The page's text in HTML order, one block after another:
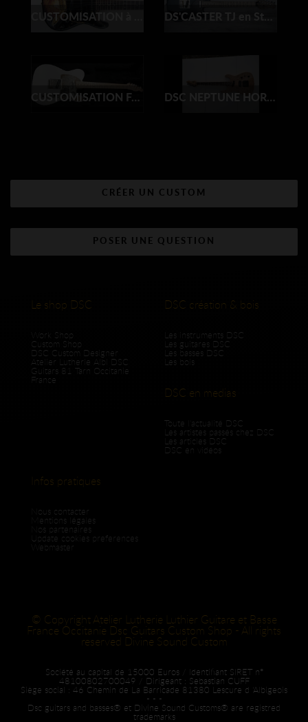
DS'CASTER TJ en Stage Do It Yourself !!!
CUSTOMISATION Fender Part' caster Star Wars DSC NEPTUNE HORUS C.G
CRÉER UN CUSTOM
POSER UNE QUESTION
Le shop DSC
Work Shop
Custom Shop
DSC Custom Designer
Atelier Lutherie Albi DSC
Guitars 81 Tarn Occitanie
France
DSC création & bois
Les instruments DSC
Les guitares DSC
Les basses DSC
Les bois
DSC en medias
Toute l'actualité DSC
Les artistes passés chez DSC
Les articles DSC
DSC en vidéos
Infos pratiques
Nous contacter
Mentions légales
Nos partenaires
Update cookies preferences
Webmaster
© Copyright Atelier Lutherie Luthier Guitare et Basse
France Occitanie Dsc Guitars Custom Shop - All rights
reserved Divine Sound Custom
Société au capital de 15000 Euros / Identifiant SIRET n°
48100802700049 / Dirigeant : Sebastian CUFF
Siège social : 46 Chemin de La Barricade 81380 Lescure d 'Albigeois
- - -
Dsc guitars and basses® et Divine Sound Customs® are registred
trademarks